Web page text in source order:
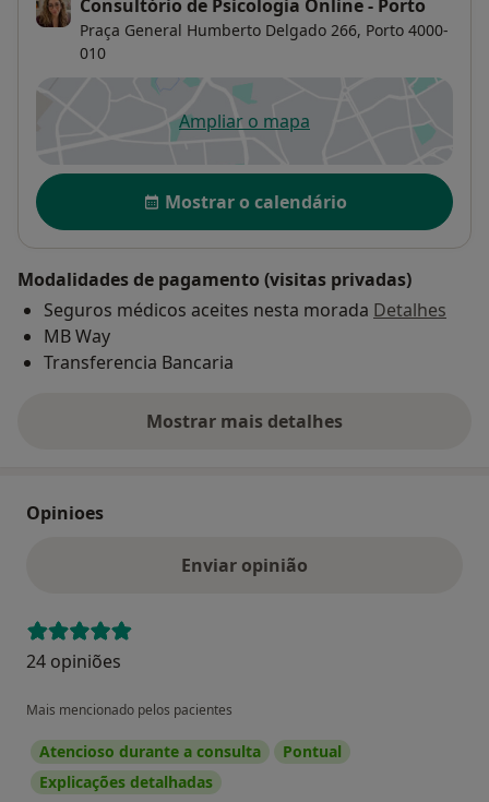
Consultório de Psicologia Online - Porto
Praça General Humberto Delgado 266, Porto 4000-
010
Ampliar o mapaabre num novo separador
Disponibilidade
Mostrar o calendário
Modalidades de pagamento (visitas privadas)
Seguros médicos aceites nesta morada Detalhes
MB Way
Transferencia Bancaria
Mostrar mais detalhes
sobre o endereço
Opinioes
Enviar opinião
24 opiniões
Mais mencionado pelos pacientes
Atencioso durante a consulta
Pontual
Explicações detalhadas